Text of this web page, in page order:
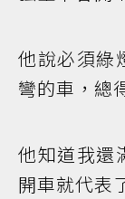
他說必須綠
彎的車，總
他知道我還
開車就代表